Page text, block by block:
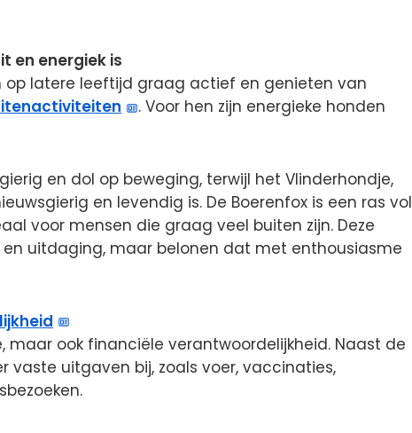
en energiek is
op latere leeftijd graag actief en genieten van
. Voor hen zijn energieke honden
en dol op beweging, terwijl het Vlinderhondje,
en levendig is. De Boerenfox is een ras vol
voor mensen die graag veel buiten zijn. Deze
uitdaging, maar belonen dat met enthousiasme
maar ook financiële verantwoordelijkheid. Naast de
vaste uitgaven bij, zoals voer, vaccinaties,